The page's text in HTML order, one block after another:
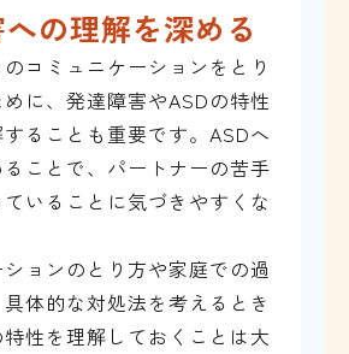
の理解を深める
コミュニケーションをとり
に、発達障害やASDの特性
ることも重要です。ASDへ
ことで、パートナーの苦手
いることに気づきやすくな
ョンのとり方や家庭での過
体的な対処法を考えるとき
性を理解しておくことは大